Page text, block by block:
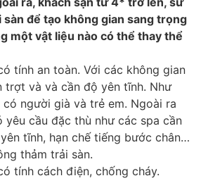
để tạo không gian sang trọng
một vật liệu nào có thể thay thể
tính an toàn. Với các không gian
trợt và và cần độ yên tĩnh. Như
người già và trẻ em. Ngoài ra
yêu cầu đặc thù như các spa cần
tĩnh, hạn chế tiếng bước chân…
thảm trải sàn.
tính cách điện, chống cháy.